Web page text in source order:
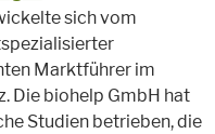
sich vom
Marktführer im
Die biohelp GmbH hat
Studien betrieben, die